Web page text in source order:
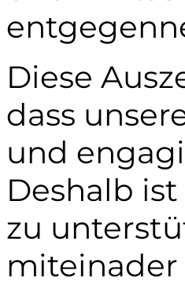
Diese
dass
und
Deshalb
zu
miteinader